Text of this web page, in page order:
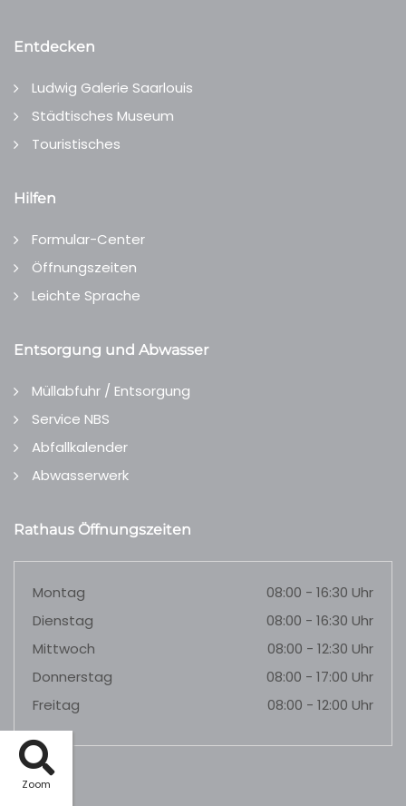
Zoom
Entdecken
Ludwig Galerie Saarlouis
Städtisches Museum
Touristisches
Hilfen
Formular-Center
Öffnungszeiten
Leichte Sprache
Entsorgung und Abwasser
Müllabfuhr / Entsorgung
Service NBS
Abfallkalender
Abwasserwerk
Rathaus Öffnungszeiten
Montag
08:00 - 16:30 Uhr
Dienstag
08:00 - 16:30 Uhr
Mittwoch
08:00 - 12:30 Uhr
Donnerstag
08:00 - 17:00 Uhr
Freitag
08:00 - 12:00 Uhr